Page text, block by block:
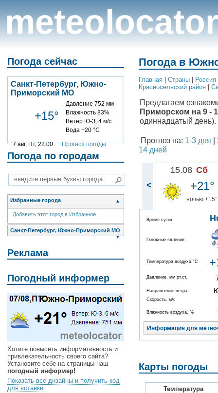
meteolocator
Погода сейчас
Санкт-Петербург, Южно-
Приморский МО
+15°
Давление 752 мм
Влажность 83%
Ветер Ю-З, 4 м/с
Вода +20 °C
7 авг, Пт, 22:00Прогноз погоды
Погода по городам
Избранные города ▲
Добавить этот город в Избранное
Санкт-Петербург, Южно-Приморский МО
▼
Реклама
Погодный информер
Хотите повысить информативность и
привлекательность своего сайта?
Установите себе на страницы наш
погодный информер!
Показать все дизайны и получить код
для вставки
Погода в
Главная Cтраны Россия
Красносельский район
Предлагаем
Приморском на 9 -
одиннадцатый день).
Прогноз на: 1-3 дня
14 дней
<
15.08 Сб
+21°
ночью +15°
Время суток
Погодные явления
Температура воздуха,°C
Давление, мм рт.ст.
Направление ветра
Скорость, м/с
Влажность воздуха, %
Информация для
Карты погоды
Температура